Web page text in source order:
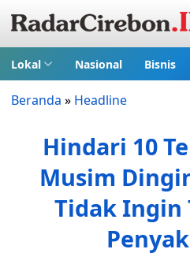
Lokal Nasional Bisnis
Beranda » Headline
Hindari 10
Musim
Tidak Ingin